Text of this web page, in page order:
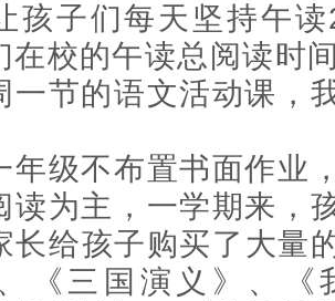
孩子们每天坚持午
在校的午读总阅读时
一节的语文活动课，
不布置书面作业
读为主，一学期来，
长给孩子购买了大量
《三国演义》、《